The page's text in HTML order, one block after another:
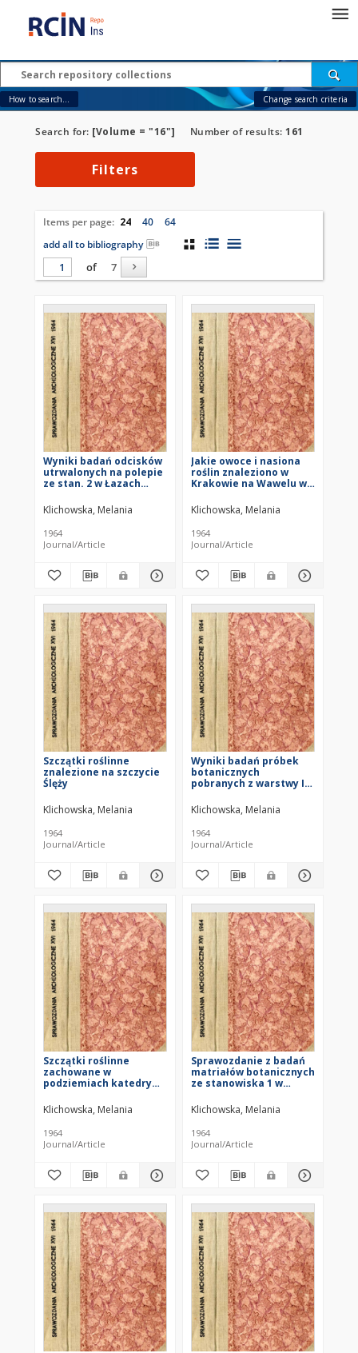
How to search... Change search criteria
Search for: [Volume = "16"] Number of results: 161
Filters
Items per page: 24 40
64
add all to bibliography
of
7
Wyniki badań odcisków
utrwalonych na polepie
ze stan. 2 w Łazach
pow. Kielce, z 1960 r.)
Klichowska, Melania
1964
Journal/Article
Jakie owoce i nasiona
roślin znaleziono w
Krakowie na Wawelu w
archeologicznych w
latach 1950 i 1954
Klichowska, Melania
1964
Journal/Article
Szczątki roślinne
znalezione na szczycie
Ślęży
Klichowska, Melania
1964
Journal/Article
Wyniki badań próbek
botanicznych
pobranych z warstwy II
r.
Klichowska, Melania
1964
Journal/Article
Szczątki roślinne
zachowane w
podziemiach katedry
Klichowska, Melania
1964
Journal/Article
Sprawozdanie z badań
matriałów botanicznych
ze stanowiska 1 w
Klichowska, Melania
1964
Journal/Article